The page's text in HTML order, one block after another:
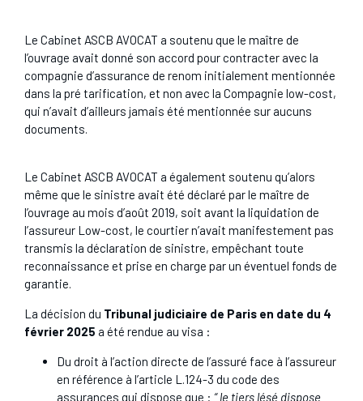
Le Cabinet ASCB AVOCAT a soutenu que le maître de
l’ouvrage avait donné son accord pour contracter avec la
compagnie d’assurance de renom initialement mentionnée
dans la pré tarification, et non avec la Compagnie low-cost,
qui n’avait d’ailleurs jamais été mentionnée sur aucuns
documents.
Le Cabinet ASCB AVOCAT a également soutenu qu’alors
même que le sinistre avait été déclaré par le maître de
l’ouvrage au mois d’août 2019, soit avant la liquidation de
l’assureur Low-cost, le courtier n’avait manifestement pas
transmis la déclaration de sinistre, empêchant toute
reconnaissance et prise en charge par un éventuel fonds de
garantie.
La décision du Tribunal judiciaire de Paris en date du 4
février 2025 a été rendue au visa :
Du droit à l’action directe de l’assuré face à l’assureur
en référence à l’article L.124-3 du code des
assurances qui dispose que : “ le tiers lésé dispose